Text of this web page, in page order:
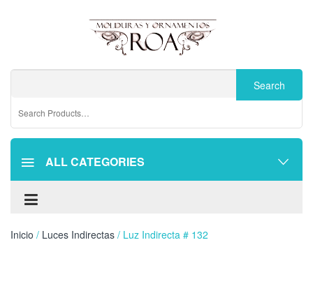
ALL CATEGORIES
Inicio / Luces Indirectas / Luz Indirecta # 132